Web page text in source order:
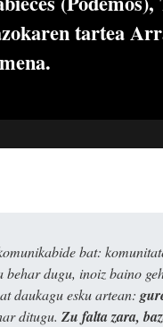
tartea
bat:
behar dugu, inoiz baino
daukagu esku artean:
ditugu. Zu falta zara,